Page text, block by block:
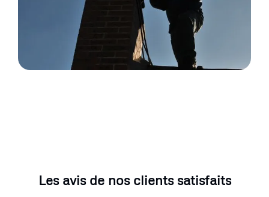
Les avis de nos clients satisfaits